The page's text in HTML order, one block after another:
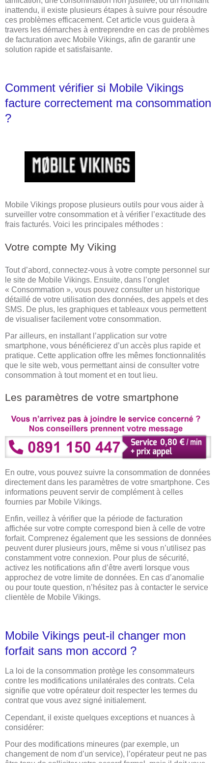
inattendu, il existe plusieurs étapes à suivre pour résoudre
ces problèmes efficacement. Cet article vous guidera à
travers les démarches à entreprendre en cas de problèmes
de facturation avec Mobile Vikings, afin de garantir une
solution rapide et satisfaisante.
Comment vérifier si Mobile Vikings
facture correctement ma consommation
?
Mobile Vikings propose plusieurs outils pour vous aider à
surveiller votre consommation et à vérifier l’exactitude des
frais facturés. Voici les principales méthodes :
Votre compte My Viking
Tout d’abord, connectez-vous à votre compte personnel sur
le site de Mobile Vikings. Ensuite, dans l’onglet
« Consommation », vous pouvez consulter un historique
détaillé de votre utilisation des données, des appels et des
SMS. De plus, les graphiques et tableaux vous permettent
de visualiser facilement votre consommation.
Par ailleurs, en installant l’application sur votre
smartphone, vous bénéficierez d’un accès plus rapide et
pratique. Cette application offre les mêmes fonctionnalités
que le site web, vous permettant ainsi de consulter votre
consommation à tout moment et en tout lieu.
Les paramètres de votre smartphone
En outre, vous pouvez suivre la consommation de données
directement dans les paramètres de votre smartphone. Ces
informations peuvent servir de complément à celles
fournies par Mobile Vikings.
Enfin, veillez à vérifier que la période de facturation
affichée sur votre compte correspond bien à celle de votre
forfait. Comprenez également que les sessions de données
peuvent durer plusieurs jours, même si vous n’utilisez pas
constamment votre connexion. Pour plus de sécurité,
activez les notifications afin d’être averti lorsque vous
approchez de votre limite de données. En cas d’anomalie
ou pour toute question, n’hésitez pas à contacter le service
clientèle de Mobile Vikings.
Mobile Vikings peut-il changer mon
forfait sans mon accord ?
La loi de la consommation protège les consommateurs
contre les modifications unilatérales des contrats. Cela
signifie que votre opérateur doit respecter les termes du
contrat que vous avez signé initialement.
Cependant, il existe quelques exceptions et nuances à
considérer:
Pour des modifications mineures (par exemple, un
changement de nom d’un service), l’opérateur peut ne pas